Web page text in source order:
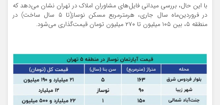
با این حال، بررسی میدانی فایل‌های مشاوران املاک در تهران نشان می‌دهد که
در فروردین‌ماه سال جاری، هرمترمربع مسکن نوساز(تا ۵ سال ساخت) در
منطقه ۵، بین ۱۰۵ میلیون تا ۲۷۰ میلیون تومان قیمت‌گذاری می‌شود.